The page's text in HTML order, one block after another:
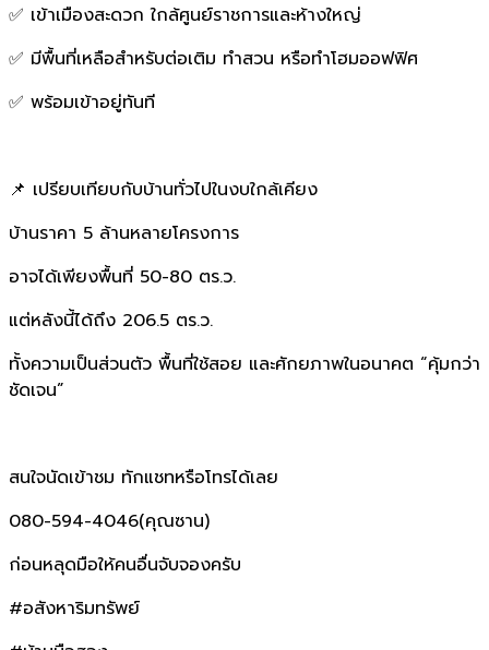
✅ เข้าเมืองสะดวก ใกล้ศูนย์ราชการและห้างใหญ่
✅ มีพื้นที่เหลือสำหรับต่อเติม ทำสวน หรือทำโฮมออฟฟิศ
✅ พร้อมเข้าอยู่ทันที
📌 เปรียบเทียบกับบ้านทั่วไปในงบใกล้เคียง
บ้านราคา 5 ล้านหลายโครงการ
อาจได้เพียงพื้นที่ 50-80 ตร.ว.
แต่หลังนี้ได้ถึง 206.5 ตร.ว.
ทั้งความเป็นส่วนตัว พื้นที่ใช้สอย และศักยภาพในอนาคต “คุ้มกว่า
ชัดเจน”
สนใจนัดเข้าชม ทักแชทหรือโทรได้เลย
080-594-4046(คุณซาน)
ก่อนหลุดมือให้คนอื่นจับจองครับ
#อสังหาริมทรัพย์